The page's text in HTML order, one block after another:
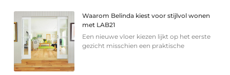
Waarom Belinda kiest voor stijlvol wonen
met LAB21
Een nieuwe vloer kiezen lijkt op het eerste
gezicht misschien een praktische